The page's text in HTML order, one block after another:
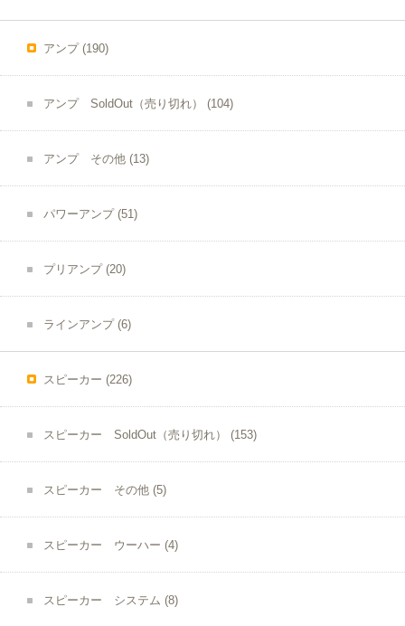
アンプ (190)
アンプ SoldOut（売り切れ） (104)
アンプ その他 (13)
パワーアンプ (51)
プリアンプ (20)
ラインアンプ (6)
スピーカー (226)
スピーカー SoldOut（売り切れ） (153)
スピーカー その他 (5)
スピーカー ウーハー (4)
スピーカー システム (8)